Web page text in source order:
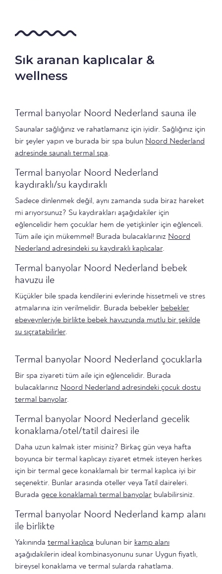
Sık aranan kaplıcalar &
wellness
Termal banyolar Noord Nederland sauna ile
Saunalar sağlığınız ve rahatlamanız için iyidir. Sağlığınız için
bir şeyler yapın ve burada bir spa bulun Noord Nederland
adresinde saunalı termal spa.
Termal banyolar Noord Nederland
kaydıraklı/su kaydıraklı
Sadece dinlenmek değil, aynı zamanda suda biraz hareket
mi arıyorsunuz? Su kaydırakları aşağıdakiler için
eğlencelidir hem çocuklar hem de yetişkinler için eğlenceli.
Tüm aile için mükemmel! Burada bulacaklarınız Noord
Nederland adresindeki su kaydıraklı kaplıcalar.
Termal banyolar Noord Nederland bebek
havuzu ile
Küçükler bile spada kendilerini evlerinde hissetmeli ve stres
atmalarına izin verilmelidir. Burada bebekler bebekler
ebeveynleriyle birlikte bebek havuzunda mutlu bir şekilde
su sıçratabilirler.
Termal banyolar Noord Nederland çocuklarla
Bir spa ziyareti tüm aile için eğlencelidir. Burada
bulacaklarınız Noord Nederland adresindeki çocuk dostu
termal banyolar.
Termal banyolar Noord Nederland gecelik
konaklama/otel/tatil dairesi ile
Daha uzun kalmak ister misiniz? Birkaç gün veya hafta
boyunca bir termal kaplıcayı ziyaret etmek isteyen herkes
için bir termal gece konaklamalı bir termal kaplıca iyi bir
seçenektir. Bunlar arasında oteller veya Tatil daireleri.
Burada gece konaklamalı termal banyolar bulabilirsiniz.
Termal banyolar Noord Nederland kamp alanı
ile birlikte
Yakınında termal kaplıca bulunan bir kamp alanı
aşağıdakilerin ideal kombinasyonunu sunar Uygun fiyatlı,
bireysel konaklama ve termal sularda rahatlama.